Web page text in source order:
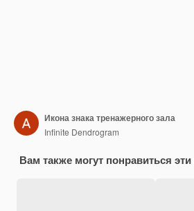
Икона знака тренажерного зала
Infinite Dendrogram
Вам также могут понравиться